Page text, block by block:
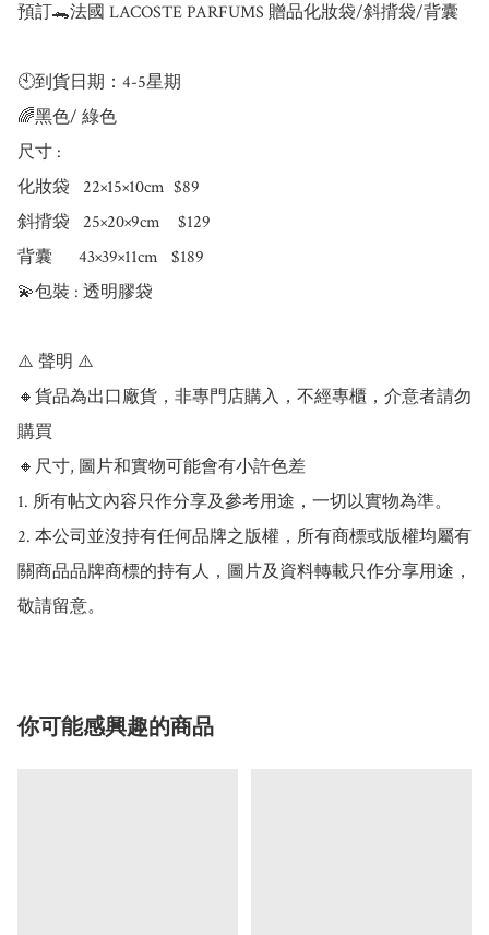
預訂🐊法國 LACOSTE PARFUMS 贈品化妝袋/斜揹袋/背囊
🕙到貨日期：4-5星期
🌈黑色/ 綠色
尺寸 :
化妝袋   22×15×10cm  $89
斜揹袋   25×20×9cm    $129
背囊      43×39×11cm   $189
💫包裝 : 透明膠袋
⚠️ 聲明 ⚠️
🔸貨品為出口廠貨，非專門店購入，不經專櫃，介意者請勿
購買
🔸尺寸, 圖片和實物可能會有小許色差
1. 所有帖文內容只作分享及參考用途，一切以實物為準。
2. 本公司並沒持有任何品牌之版權，所有商標或版權均屬有
關商品品牌商標的持有人，圖片及資料轉載只作分享用途，
敬請留意。
你可能感興趣的商品